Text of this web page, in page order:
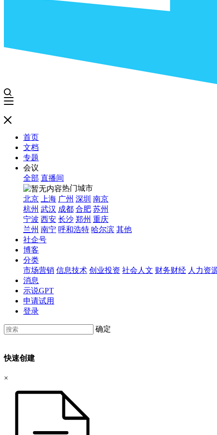
首页
文档
专题
会议
全部 直播间
热门城市
北京
上海 广州 深圳 南京
杭州 武汉 成都 合肥 苏州
宁波 西安 长沙 郑州 重庆
兰州 南宁 呼和浩特 哈尔滨 其他
社企号
博客
分类
市场营销 信息技术 创业投资 社会人文 财务财经 人力资
消息
示说GPT
申请试用
登录
确定
快速创建
×